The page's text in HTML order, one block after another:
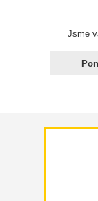
Jsme